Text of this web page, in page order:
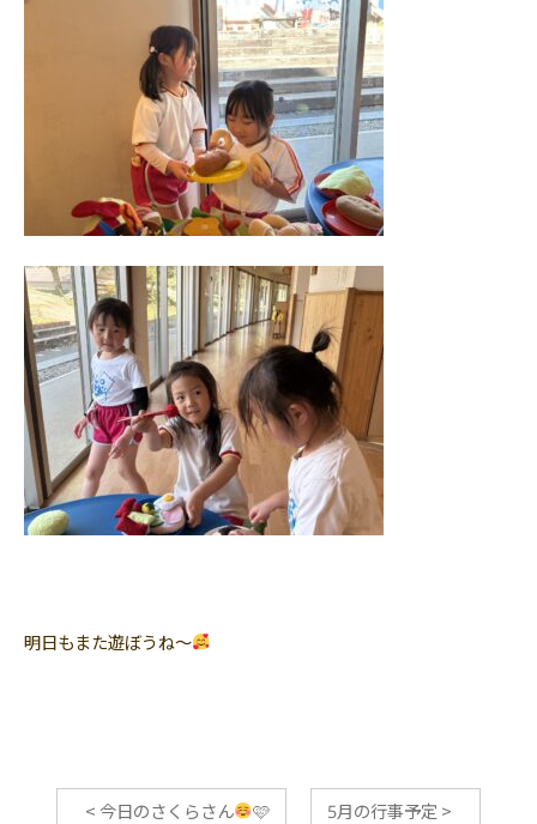
明日もまた遊ぼうね〜
<今日のさくらさん 🩷 5月の行事予定 >